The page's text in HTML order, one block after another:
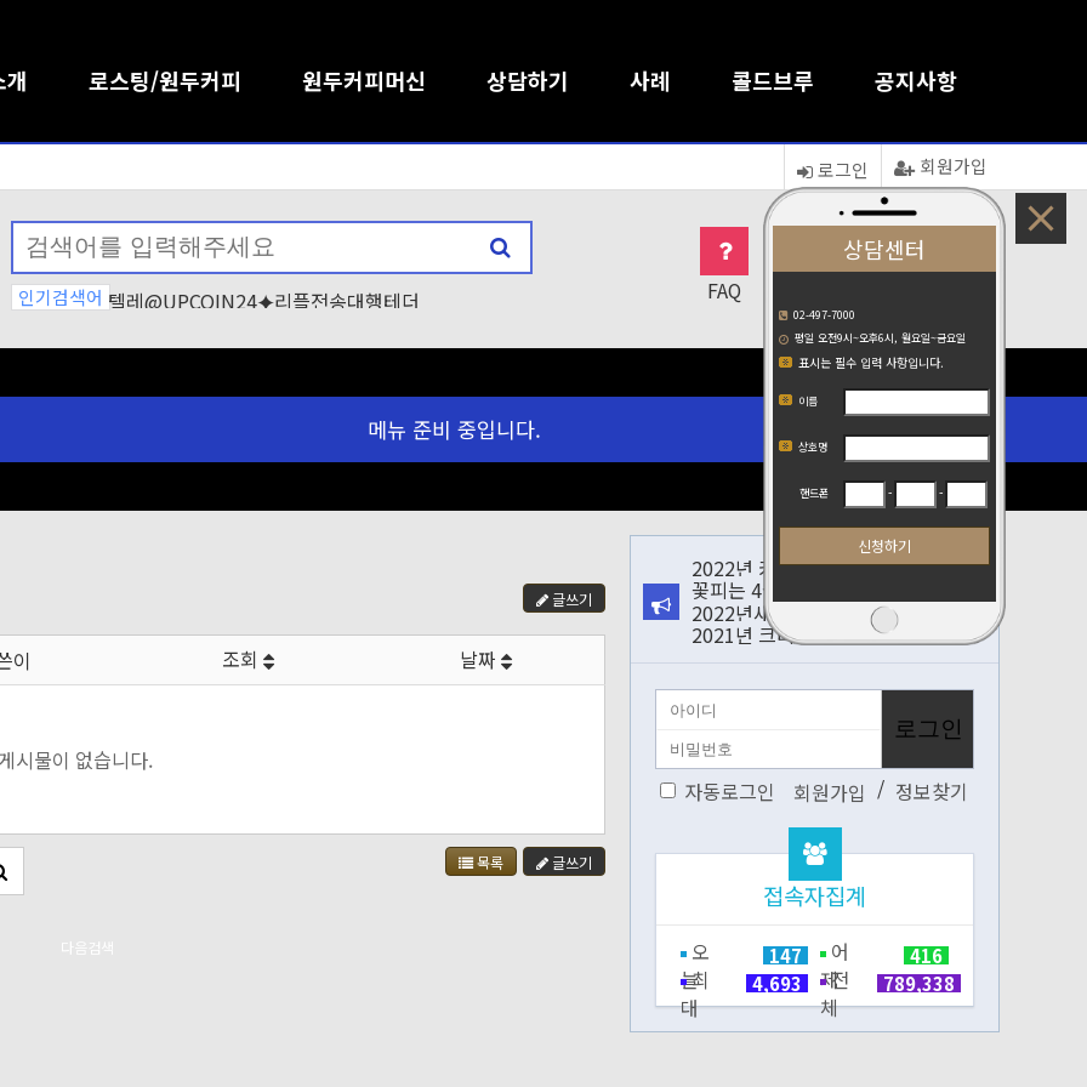
상담센터
02-497-7000
평일 오전9시~오후6시, 월요일~금요일
표시는 필수 입력 사항입니다.
이름
상호명
핸드폰 - -
로스팅/원두커피 원두커피머신 상담하기 사례 콜드브루 공지사항
회원가입
로그인
인기검색어 텔레@UPCOIN24⯌리플전송대행테더
금화
텔레@CASHFILTER365⟡」24
행
FAQ
17
메뉴 준비 중입니다.
글쓰기
이 조회 날짜
시물이 없습니다.
목록 글쓰기
다음검색
2022년 카페쇼
꽃피는 4월 꽃나들이 다…
2022년새해 복 많이 …
2021년 크리스마스 블…
자동로그인 회원가입 / 정보찾기
접속자집계
오
늘
147
어
제
416
최
대
4,693
전
체
789,338